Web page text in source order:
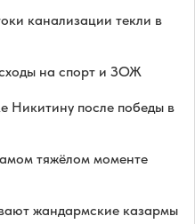
канализации текли в
на спорт и ЗОЖ
Никитину после победы в
тяжёлом моменте
жандармские казармы